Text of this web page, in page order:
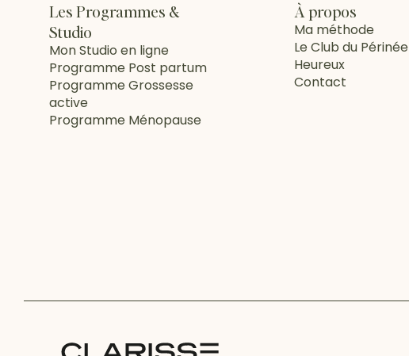
Les Programmes &
Studio
Mon Studio en ligne
Programme Post partum
Programme Grossesse
active
Programme Ménopause
À propos
Ma méthode
Le Club du Périnée
Heureux
Contact